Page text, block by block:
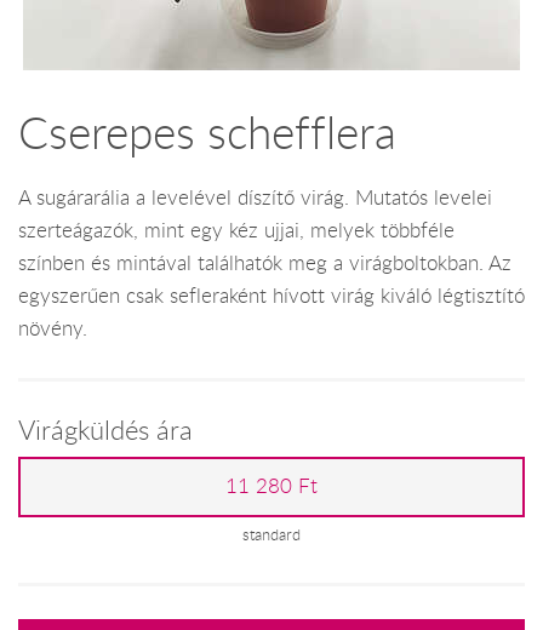
Cserepes schefflera
A sugárarália a levelével díszítő virág. Mutatós levelei
szerteágazók, mint egy kéz ujjai, melyek többféle
színben és mintával találhatók meg a virágboltokban. Az
egyszerűen csak sefleraként hívott virág kiváló légtisztító
növény.
Virágküldés ára
11 280 Ft
standard